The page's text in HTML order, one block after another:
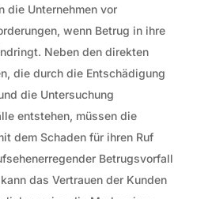
die Unternehmen vor
wenn Betrug in ihre
Neben den direkten
die durch die Entschädigung
die Untersuchung
entstehen, müssen die
dem Schaden für ihren Ruf
Betrugsvorfall
das Vertrauen der Kunden